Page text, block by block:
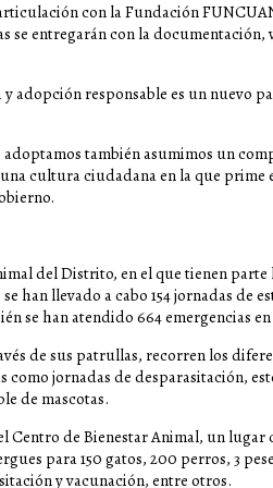
con la Fundación
se entregarán con la
adopción responsable es un nuevo
también asumimos un
cultura ciudadana en la que prime
del Distrito, en el que tienen
han llevado a cabo 154 jornadas de
se han atendido 664 emergencias
de sus patrullas, recorren los
como jornadas de desparasitación,
de mascotas.
de Bienestar Animal, un lugar
para 150 gatos, 200 perros, 3
y vacunación, entre otros.